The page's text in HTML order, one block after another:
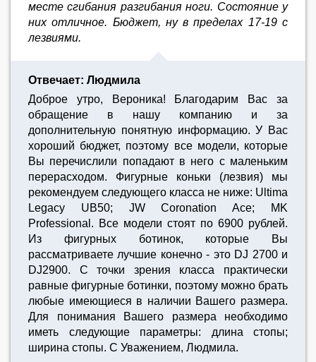
месте сгибания разгибания ноги. Состояние у
них отличное. Бюджет, ну в пределах 17-19 с
лезвиями.
Отвечает: Людмила
Доброе утро, Вероника! Благодарим Вас за
обращение в нашу компанию и за
дополнительную понятную информацию. У Вас
хороший бюджет, поэтому все модели, которые
Вы перечислили попадают в него с маленьким
перерасходом. Фигурные коньки (лезвия) мы
рекомендуем следующего класса не ниже: Ultima
Legacy UB50; JW Coronation Ace; MK
Professional. Все модели стоят по 6900 рублей.
Из фигурных ботинок, которые Вы
рассматриваете лучшие конечно - это DJ 2700 и
DJ2900. С точки зрения класса практически
равные фигурные ботинки, поэтому можно брать
любые имеющиеся в наличии Вашего размера.
Для понимания Вашего размера необходимо
иметь следующие параметры: длина стопы;
ширина стопы. С Уважением, Людмила.